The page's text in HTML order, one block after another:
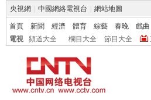
央視網 中國網絡電視台 網站地圖
首頁 新聞 經濟 體育 綜藝 春晚 戲曲
電視
頻道大全 欄目大全 節目大全